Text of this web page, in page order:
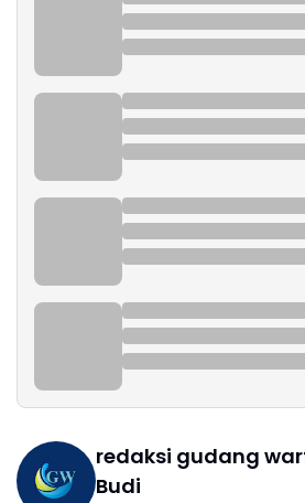
redaksi gudang
Budi